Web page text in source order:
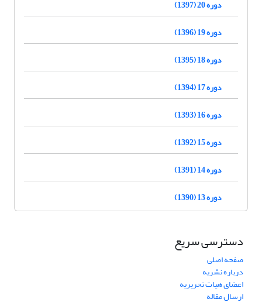
دوره 20 (1397)
دوره 19 (1396)
دوره 18 (1395)
دوره 17 (1394)
دوره 16 (1393)
دوره 15 (1392)
دوره 14 (1391)
دوره 13 (1390)
دسترسی سریع
صفحه اصلی
درباره نشریه
اعضای هیات تحریریه
ارسال مقاله